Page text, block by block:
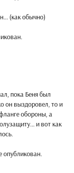
(как обычно)
пока Беня был
он выздоровел, то и
обороны, а
и вот как
опубликован.